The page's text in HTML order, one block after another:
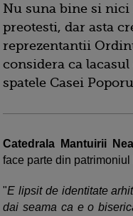
Nu suna bine si
preotesti, dar asta
reprezentantii
considera ca
spatele Casei
Catedrala Mantuirii
face parte din
"E lipsit de identitate
dai seama ca e o